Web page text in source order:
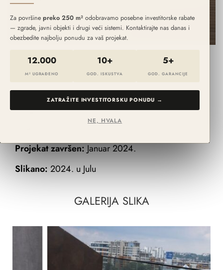
Za površine preko 250 m² odobravamo posebne investitorske rabate
— zgrade, javni objekti i drugi veći sistemi. Kontaktirajte nas danas i
obezbedite najbolju ponudu za vaš projekat.
12.000
M² UGRAĐENO
10+
GOD. ISKUSTVA
5+
GOD. GARANCIJE
ZATRAŽITE INVESTITORSKU PONUDU →
NE, HVALA
Projekat:Terasa
Dezen:—
Kvadratura:330m2
15 dana
Projekat završen: Januar 2024.
Slikano: 2024. u Julu
GALERIJA SLIKA